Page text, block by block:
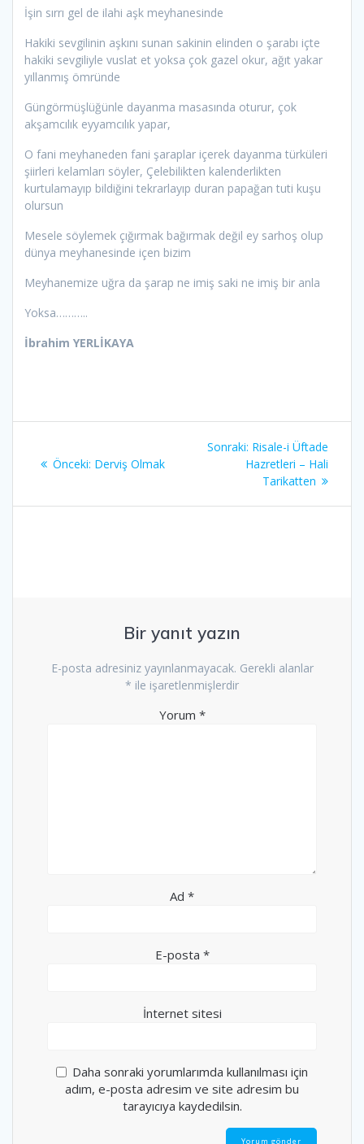
İşin sırrı gel de ilahi aşk meyhanesinde
Hakiki sevgilinin aşkını sunan sakinin elinden o şarabı içte
hakiki sevgiliyle vuslat et yoksa çok gazel okur, ağıt yakar
yıllanmış ömründe
Güngörmüşlüğünle dayanma masasında oturur, çok
akşamcılık eyyamcılık yapar,
O fani meyhaneden fani şaraplar içerek dayanma türküleri
şiirleri kelamları söyler, Çelebilikten kalenderlikten
kurtulamayıp bildiğini tekrarlayıp duran papağan tuti kuşu
olursun
Mesele söylemek çığırmak bağırmak değil ey sarhoş olup
dünya meyhanesinde içen bizim
Meyhanemize uğra da şarap ne imiş saki ne imiş bir anla
Yoksa………..
İbrahim YERLİKAYA
gezinmesi
Önceki: Önceki
Derviş Olmak
Sonraki: Sonraki
yazı:
Risale-i Üftade
Hazretleri – Hali
Tarikatten
Bir yanıt yazın
E-posta adresiniz yayınlanmayacak. Gerekli alanlar
* ile işaretlenmişlerdir
Yorum *
Ad *
E-posta *
İnternet sitesi
Daha sonraki yorumlarımda kullanılması için
adım, e-posta adresim ve site adresim bu
tarayıcıya kaydedilsin.